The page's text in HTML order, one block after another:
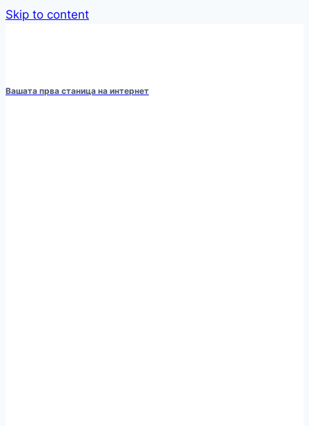
Skip to content
Вашата прва станица на интернет